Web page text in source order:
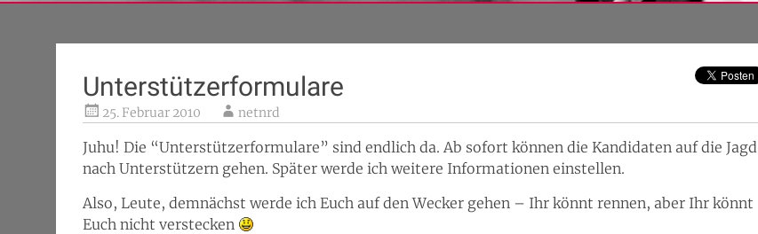
Unterstützerformulare
25. Februar 2010 netnrd
Juhu! Die “Unterstützerformulare” sind endlich da. Ab sofort können die Kandidaten auf die Jagd
nach Unterstützern gehen. Später werde ich weitere Informationen einstellen.
Also, Leute, demnächst werde ich Euch auf den Wecker gehen – Ihr könnt rennen, aber Ihr könnt
Euch nicht verstecken